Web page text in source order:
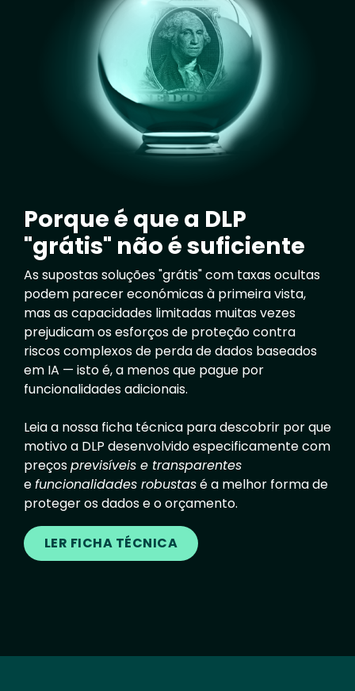
Porque é que a DLP
"grátis" não é suficiente
As supostas soluções "grátis" com taxas ocultas
podem parecer económicas à primeira vista,
mas as capacidades limitadas muitas vezes
prejudicam os esforços de proteção contra
riscos complexos de perda de dados baseados
em IA — isto é, a menos que pague por
funcionalidades adicionais.
Leia a nossa ficha técnica para descobrir por que
motivo a DLP desenvolvido especificamente com
preçosprevisíveis e transparentes
efuncionalidades robustasé a melhor forma de
proteger os dados e o orçamento.
LER FICHA TÉCNICA